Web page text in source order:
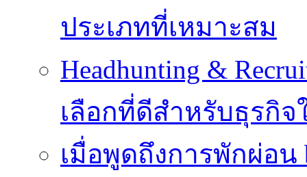
ประเภทที่เหมาะสม
Headhunting &
เลือกที่ดีสำหรับธุรกิจ
เมื่อพูดถึงการพักผ่อน